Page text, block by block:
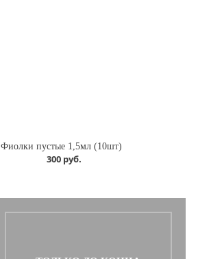
Фиолки пустые 1,5мл (10шт)
300 руб.